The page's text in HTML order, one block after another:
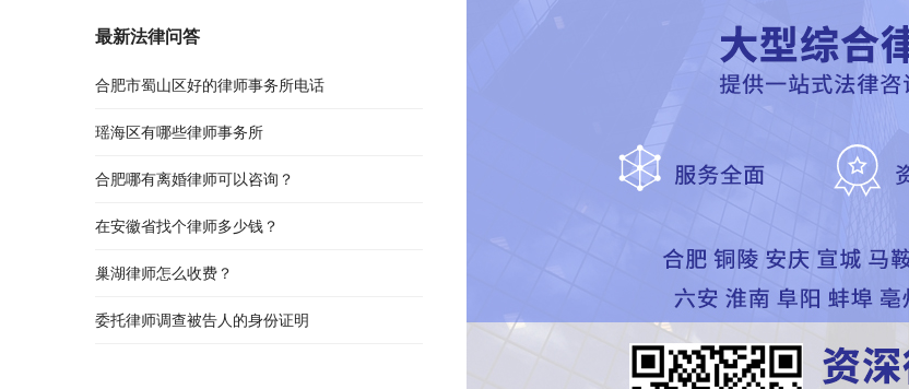
最新法律问答
合肥市蜀山区好的律师事务所电话
瑶海区有哪些律师事务所
合肥哪有离婚律师可以咨询？
在安徽省找个律师多少钱？
巢湖律师怎么收费？
委托律师调查被告人的身份证明